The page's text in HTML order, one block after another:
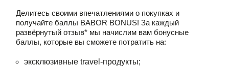
Делитесь своими впечатлениями о покупках и
получайте баллы BABOR BONUS! За каждый
развёрнутый отзыв* мы начислим вам бонусные
баллы, которые вы сможете потратить на:
эксклюзивные travel-продукты;